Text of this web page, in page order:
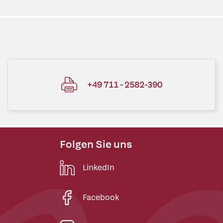
+49 711 - 2582-390
Folgen Sie uns
LinkedIn
Facebook